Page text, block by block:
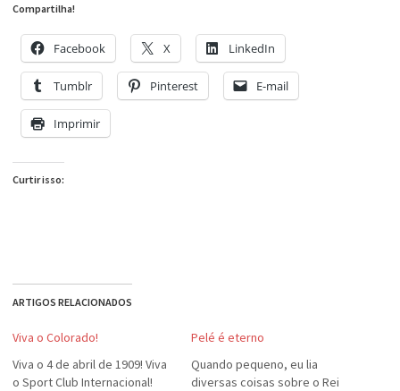
Compartilha!
Facebook X LinkedIn
Tumblr Pinterest E-mail
Imprimir
Curtir isso:
ARTIGOS RELACIONADOS
Viva o Colorado!
Viva o 4 de abril de 1909! Viva
o Sport Club Internacional!
Pelé é eterno
Quando pequeno, eu lia
diversas coisas sobre o Rei